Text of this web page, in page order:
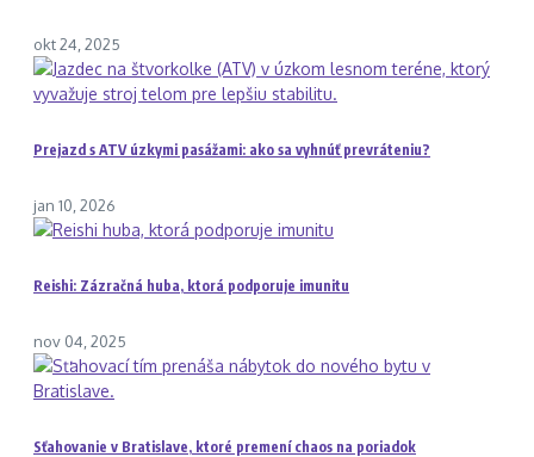
okt 24, 2025
Prejazd s ATV úzkymi pasážami: ako sa vyhnúť prevráteniu?
jan 10, 2026
Reishi: Zázračná huba, ktorá podporuje imunitu
nov 04, 2025
Sťahovanie v Bratislave, ktoré premení chaos na poriadok